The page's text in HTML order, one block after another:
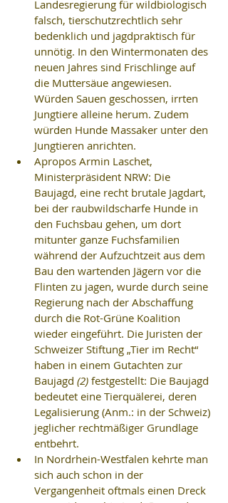
Landesregierung für wildbiologisch
falsch, tierschutzrechtlich sehr
bedenklich und jagdpraktisch für
unnötig. In den Wintermonaten des
neuen Jahres sind Frischlinge auf
die Muttersäue angewiesen.
Würden Sauen geschossen, irrten
Jungtiere alleine herum. Zudem
würden Hunde Massaker unter den
Jungtieren anrichten.
Apropos Armin Laschet,
Ministerpräsident NRW: Die
Baujagd, eine recht brutale Jagdart,
bei der raubwildscharfe Hunde in
den Fuchsbau gehen, um dort
mitunter ganze Fuchsfamilien
während der Aufzuchtzeit aus dem
Bau den wartenden Jägern vor die
Flinten zu jagen, wurde durch seine
Regierung nach der Abschaffung
durch die Rot-Grüne Koalition
wieder eingeführt. Die Juristen der
Schweizer Stiftung „Tier im Recht“
haben in einem Gutachten zur
Baujagd (2) festgestellt: Die Baujagd
bedeutet eine Tierquälerei, deren
Legalisierung (Anm.: in der Schweiz)
jeglicher rechtmäßiger Grundlage
entbehrt.
In Nordrhein-Westfalen kehrte man
sich auch schon in der
Vergangenheit oftmals einen Dreck